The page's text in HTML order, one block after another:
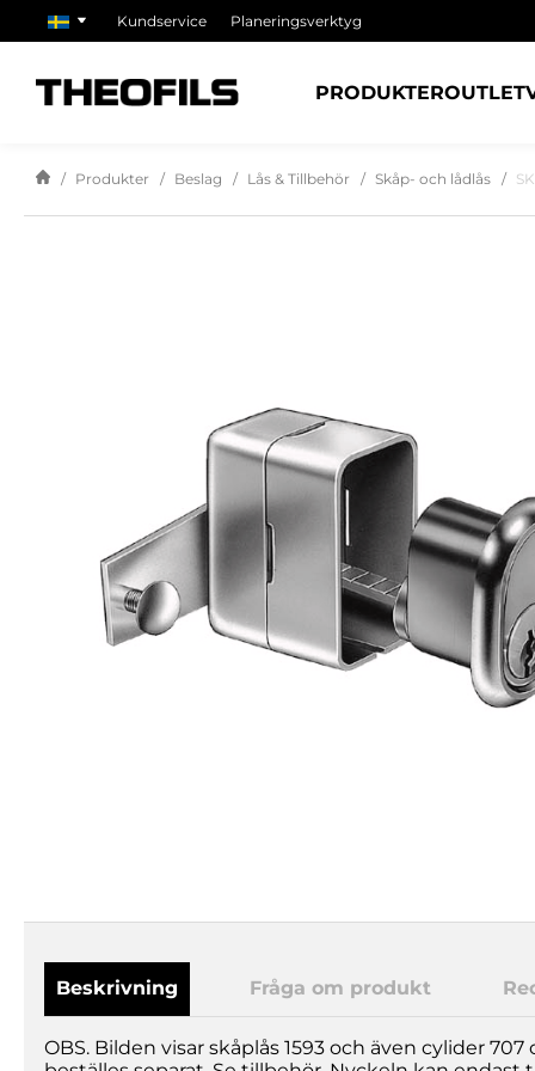
Kundservice Planeringsverktyg
PRODUKTEROUTLET
Produkter Beslag Lås & Tillbehör Skåp- och lådlås
Beskrivning Fråga om produkt
OBS. Bilden visar skåplås 1593 och även cylider